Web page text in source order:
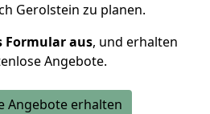
Gerolstein zu planen.
Formular aus, und erhalten
Angebote.
Angebote erhalten